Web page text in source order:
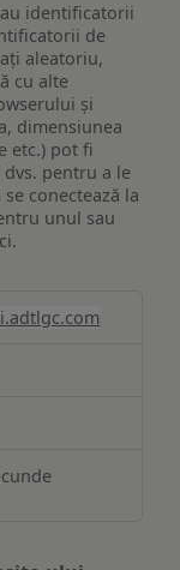
identificatorii
de
aleatoriu,
cu alte
și
dimensiunea
etc.) pot fi
pentru a le
conectează la
unul sau